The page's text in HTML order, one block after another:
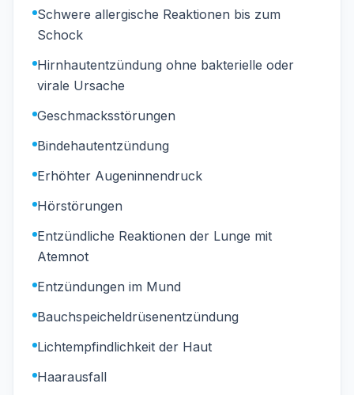
Schwere allergische Reaktionen bis zum
Schock
Hirnhautentzündung ohne bakterielle oder
virale Ursache
Geschmacksstörungen
Bindehautentzündung
Erhöhter Augeninnendruck
Hörstörungen
Entzündliche Reaktionen der Lunge mit
Atemnot
Entzündungen im Mund
Bauchspeicheldrüsenentzündung
Lichtempfindlichkeit der Haut
Haarausfall